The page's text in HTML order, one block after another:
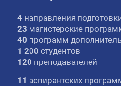
4 направления
23 магистерские
40 программ
1 200 студентов
120 преподавателей
11 аспирантских